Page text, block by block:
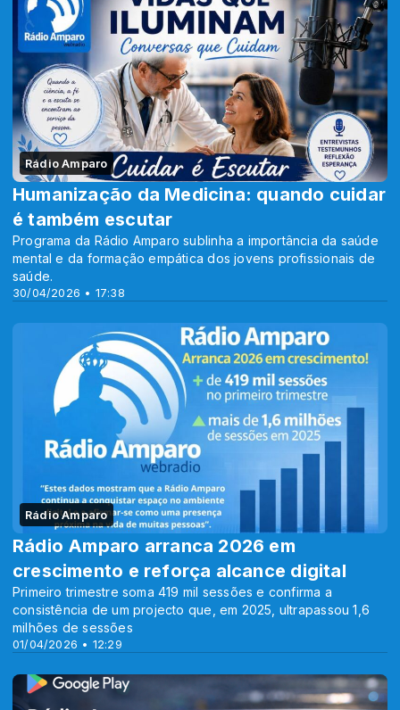
Rádio Amparo
30/04/2026 • 17:38
Humanização da Medicina: quando cuidar
é também escutar
Programa da Rádio Amparo sublinha a importância da saúde
mental e da formação empática dos jovens profissionais de
saúde.
Rádio Amparo
01/04/2026 • 12:29
Rádio Amparo arranca 2026 em
crescimento e reforça alcance digital
Primeiro trimestre soma 419 mil sessões e confirma a
consistência de um projecto que, em 2025, ultrapassou 1,6
milhões de sessões